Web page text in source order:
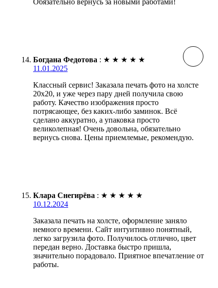
Богдана Федотова : ★ ★ ★ ★ ★
11.01.2025
Классный сервис! Заказала печать фото на холсте
20х20, и уже через пару дней получила свою
работу. Качество изображения просто
потрясающее, без каких-либо заминок. Всё
сделано аккуратно, а упаковка просто
великолепная! Очень довольна, обязательно
вернусь снова. Цены приемлемые, рекомендую.
Клара Снегирёва : ★ ★ ★ ★ ★
10.12.2024
Заказала печать на холсте, оформление заняло
немного времени. Сайт интуитивно понятный,
легко загрузила фото. Получилось отлично, цвет
передан верно. Доставка быстро пришла,
значительно порадовало. Приятное впечатление от
работы.